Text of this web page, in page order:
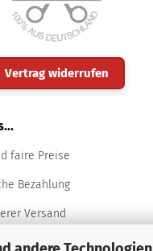
Vertrag widerrufen
faire Preise
Bezahlung
Versand
Deutschland